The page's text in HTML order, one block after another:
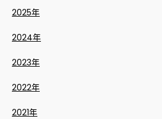
2025年
2024年
2023年
2022年
2021年